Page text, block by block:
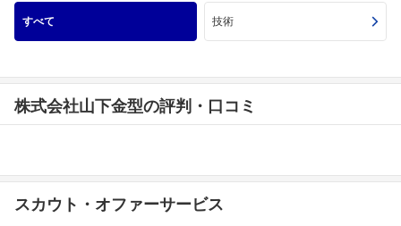
すべて 技術
株式会社山下金型の評判・口コミ
スカウト・オファーサービス